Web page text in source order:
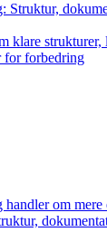
klare strukturer,
for forbedring
om mere